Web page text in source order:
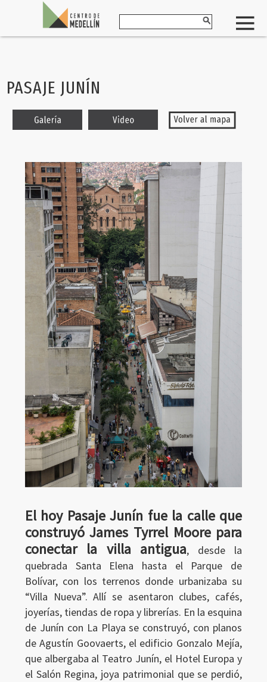
PASAJE JUNÍN
El hoy Pasaje Junín fue la calle que
construyó James Tyrrel Moore para
conectar la villa antigua, desde la
quebrada Santa Elena hasta el Parque de
Bolívar, con los terrenos donde urbanizaba su
“Villa Nueva”. Allí se asentaron clubes, cafés,
joyerías, tiendas de ropa y librerías. En la esquina
de Junín con La Playa se construyó, con planos
de Agustín Goovaerts, el edificio Gonzalo Mejía,
que albergaba al Teatro Junín, el Hotel Europa y
el Salón Regina, joya patrimonial que se perdió,